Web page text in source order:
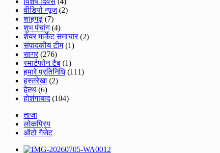
वीडियो न्यूज(2)
शाहगढ़ (7)
शुभ पंचांग(4)
शेयर मार्केट समाचार(2)
संपादकीय टीम(1)
सागर(276)
स्मार्टफोन टैब (1)
हमारे प्रतिनिधि(111)
हस्तरेखा (2)
हेल्थ (6)
होशंगाबाद(104)
ताजा
लोकप्रिय
ऑटो गैजेट